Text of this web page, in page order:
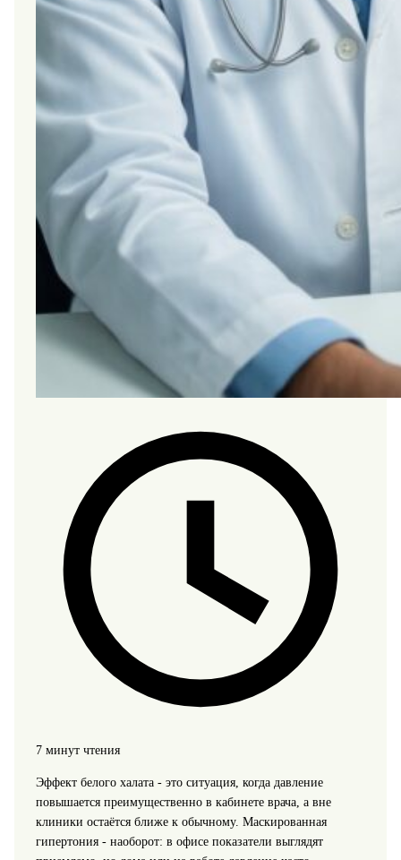
7 минут чтения
Эффект белого халата - это ситуация, когда давление
повышается преимущественно в кабинете врача, а вне
клиники остаётся ближе к обычному. Маскированная
гипертония - наоборот: в офисе показатели выглядят